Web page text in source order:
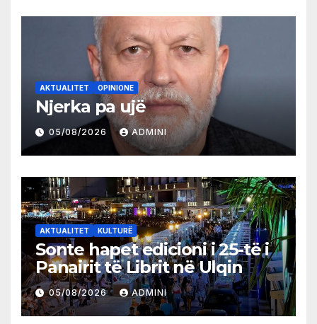
AKTUALITET OPINIONE
Njerka pa ujë
05/08/2026 ADMINI
AKTUALITET KULTURË
Sonte hapet edicioni i 25-të i
Panairit të Librit në Ulqin
05/08/2026 ADMINI